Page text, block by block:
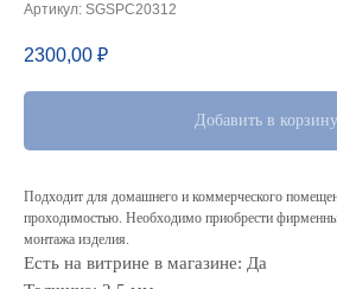
Артикул: SGSPC20312
2300,00 ₽
Добавить в корзину
Подходит для домашнего и коммерческого
проходимостью. Необходимо приобрести
монтажа изделия.
Есть на витрине в магазине: Да